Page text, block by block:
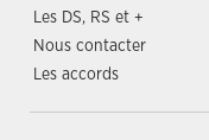
Les DS, RS et +
Nous contacter
Les accords